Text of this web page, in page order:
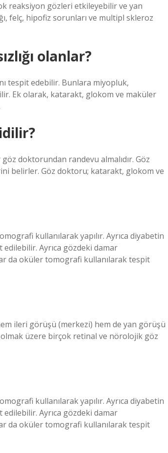
reaksiyon gözleri etkileyebilir ve yan
felç, hipofiz sorunları ve multipl skleroz
olanlar?
tespit edebilir. Bunlara miyopluk,
Ek olarak, katarakt, glokom ve maküler
doktorundan randevu almalıdır. Göz
belirler. Göz doktoru; katarakt, glokom ve
kullanılarak yapılır. Ayrıca diyabetin
Ayrıca gözdeki damar
da oküler tomografi kullanılarak tespit
ileri görüşü (merkezi) hem de yan görüşü
üzere birçok retinal ve nörolojik göz
kullanılarak yapılır. Ayrıca diyabetin
Ayrıca gözdeki damar
da oküler tomografi kullanılarak tespit